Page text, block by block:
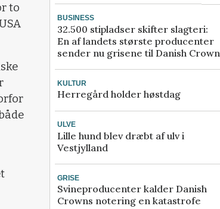
to
BUSINESS
32.500 stipladser skifter slagteri:
En af landets største producenter
sender nu grisene til Danish Crown
KULTUR
Herregård holder høstdag
ULVE
Lille hund blev dræbt af ulv i
Vestjylland
GRISE
Svineproducenter kalder Danish
Crowns notering en katastrofe